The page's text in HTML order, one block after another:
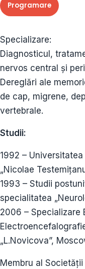
Programare
Specializare:
Diagnosticul,
nervos central și
Dereglări ale
de cap, migrene,
vertebrale.
Studii:
1992 –
„Nicolae
1993 – Studii
specialitatea
2006 – Specializare
„L.Novicova”,
Membru al